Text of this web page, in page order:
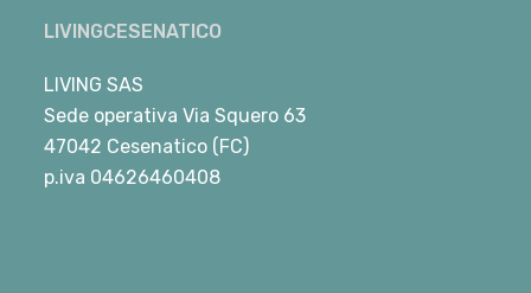
LIVINGCESENATICO
LIVING SAS
Sede operativa Via Squero 63
47042 Cesenatico (FC)
p.iva 04626460408